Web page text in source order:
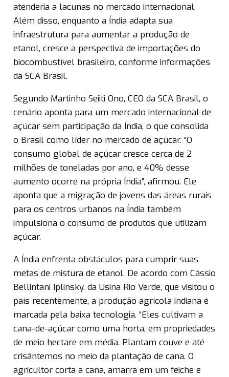
atenderia a lacunas no mercado internacional.
Além disso, enquanto a Índia adapta sua
infraestrutura para aumentar a produção de
etanol, cresce a perspectiva de importações do
biocombustível brasileiro, conforme informações
da SCA Brasil.
Segundo Martinho Seiiti Ono, CEO da SCA Brasil, o
cenário aponta para um mercado internacional de
açúcar sem participação da Índia, o que consolida
o Brasil como líder no mercado de açúcar. “O
consumo global de açúcar cresce cerca de 2
milhões de toneladas por ano, e 40% desse
aumento ocorre na própria Índia”, afirmou. Ele
aponta que a migração de jovens das áreas rurais
para os centros urbanos na Índia também
impulsiona o consumo de produtos que utilizam
açúcar.
A Índia enfrenta obstáculos para cumprir suas
metas de mistura de etanol. De acordo com Cássio
Bellintani Iplinsky, da Usina Rio Verde, que visitou o
país recentemente, a produção agrícola indiana é
marcada pela baixa tecnologia. “Eles cultivam a
cana-de-açúcar como uma horta, em propriedades
de meio hectare em média. Plantam couve e até
crisântemos no meio da plantação de cana. O
agricultor corta a cana, amarra em um feiche e